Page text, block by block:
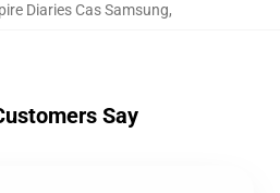
Diaries Cas Samsung,
Say